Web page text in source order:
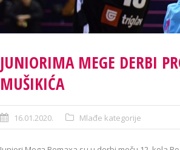
JUNIORIMA MEGE DERBI
MUŠIKIĆA
16.01.2020. Mlađe kategorije